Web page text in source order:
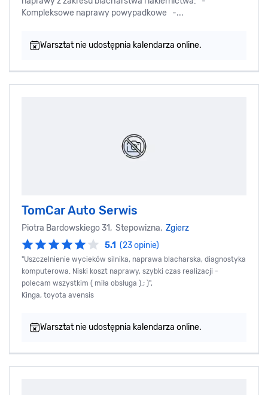
Kompleksowe naprawy powypadkowe -...
Warsztat nie udostępnia kalendarza online.
TomCar Auto Serwis
Piotra Bardowskiego 31, Stepowizna, Zgierz
5.1 (23 opinie)
"Uszczelnienie wycieków silnika, naprawa blacharska, diagnostyka
komputerowa. Niski koszt naprawy, szybki czas realizacji -
polecam wszystkim ( miła obsługa ).; )",
Kinga, toyota avensis
Warsztat nie udostępnia kalendarza online.